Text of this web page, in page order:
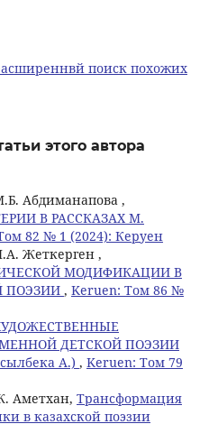
поиск похожих
этого автора
Абдиманапова ,
В РАССКАЗАХ М.
82 № 1 (2024): Керуен
Жеткерген ,
МОДИФИКАЦИИ В
ПОЭЗИИ , Keruen: Том 86 №
ДЕТСКОЙ ПОЭЗИИ
А.) , Keruen: Том 79
Аметхан, Трансформация
в казахской поэзии